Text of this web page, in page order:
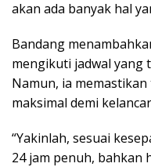
akan ada banyak hal
Bandang
mengikuti jadwal yang
Namun, ia
maksimal demi
“Yakinlah, sesuai
24 jam penuh, bahkan